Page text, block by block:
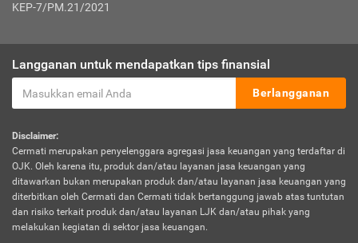
KEP-7/PM.21/2021
Langganan untuk mendapatkan tips finansial
Berlangganan
Disclaimer:
Cermati merupakan penyelenggara agregasi jasa keuangan yang terdaftar di
OJK. Oleh karena itu, produk dan/atau layanan jasa keuangan yang
ditawarkan bukan merupakan produk dan/atau layanan jasa keuangan yang
diterbitkan oleh Cermati dan Cermati tidak bertanggung jawab atas tuntutan
dan risiko terkait produk dan/atau layanan LJK dan/atau pihak yang
melakukan kegiatan di sektor jasa keuangan.